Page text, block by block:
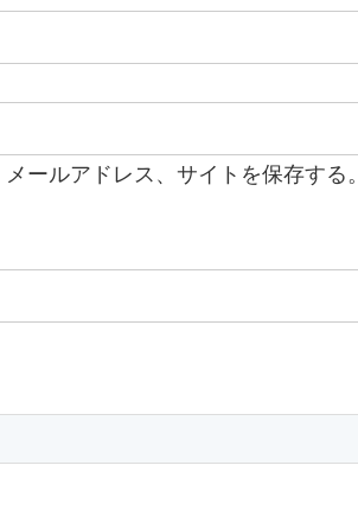
ールアドレス、サイトを保存する。